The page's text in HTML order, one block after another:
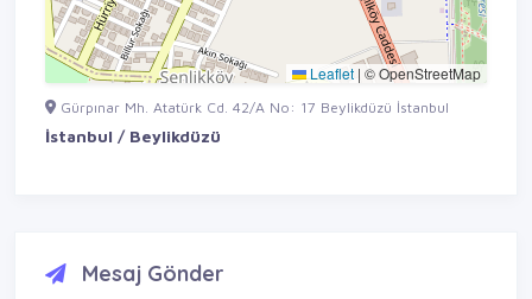
Leaflet | © OpenStreetMap
Gürpınar Mh. Atatürk Cd. 42/A No: 17 Beylikdüzü İstanbul
İstanbul / Beylikdüzü
Mesaj Gönder